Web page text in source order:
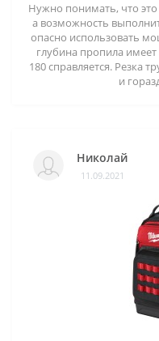
Нужно понимать, что
а возможность
опасно использовать
глубина пропила
180 справляется. Резка
и
Николай
11.09.2021